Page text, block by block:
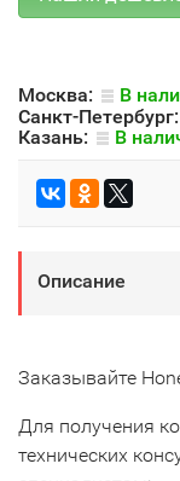
Москва:
В
Санкт-Петербург:
Казань:
В
Описание
Заказывайте
Для получения
технических